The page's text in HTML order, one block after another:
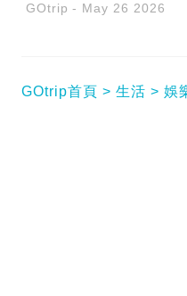
GOtrip May 26 2026
GOtrip首頁 生活 娛